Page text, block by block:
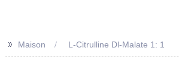
>> Maison L-Citrulline Dl-Malate 1: 1